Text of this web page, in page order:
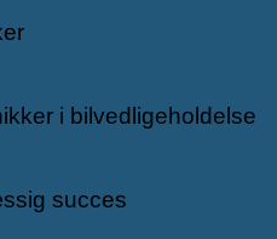
i bilvedligeholdelse
succes